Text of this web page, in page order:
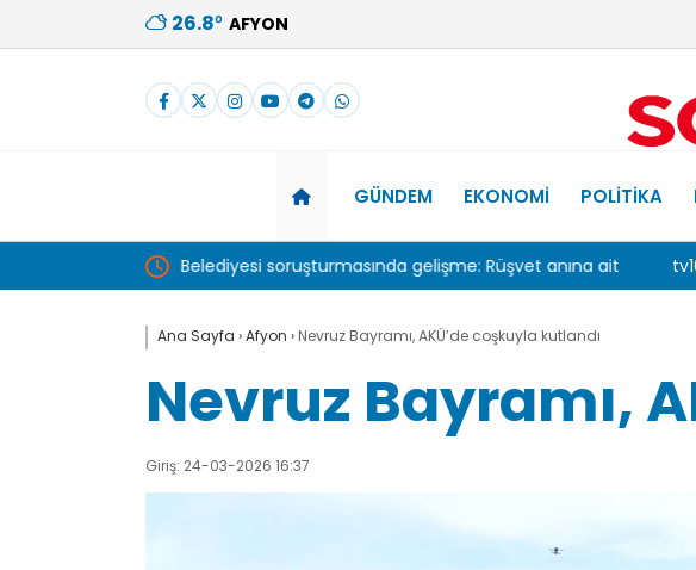
26.8° AFYON
GÜNDEM EKONOMI POLITIKA
tv100 CANLI İZLE | Beşiktaş – Hradec Kralove maçı canlı izle!
Ana Sayfa ›Afyon › Nevruz Bayramı, AKÜ’de coşkuyla kutlandı
Nevruz Bayramı,
Giriş: 24-03-2026 16:37